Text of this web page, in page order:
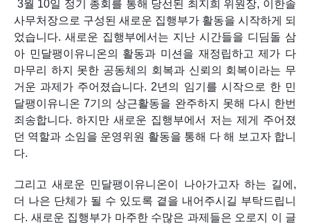
사무처장으로 구성된 새로운 집행부가 활동을 시작하게 되
었습니다. 새로운 집행부에서는 지난 시간들을 디딤돌 삼
아 민달팽이유니온의 활동과 미션을 재정립하고 제가 다
마무리 하지 못한 공동체의 회복과 신뢰의 회복이라는 무
거운 과제가 주어졌습니다. 2년의 임기를 시작으로 한 민
달팽이유니온 7기의 상근활동을 완주하지 못해 다시 한번
죄송합니다. 하지만 새로운 집행부에서 저는 제게 주어졌
던 역할과 소임을 운영위원 활동을 통해 다 해 보고자 합니
다.
그리고 새로운 민달팽이유니온이 나아가고자 하는 길에,
더 나은 단체가 될 수 있도록 곁을 내어주시길 부탁드립니
다. 새로운 집행부가 마주한 수많은 과제들은 오로지 이 글